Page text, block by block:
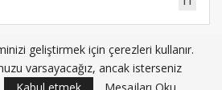
All Rights Reserved.
geliştirmek için çerezleri kullanır.
varsayacağız, ancak isterseniz